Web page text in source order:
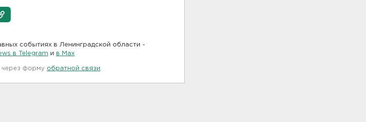
событиях в Ленинградской области -
в Telegram и в Maх
через форму обратной связи